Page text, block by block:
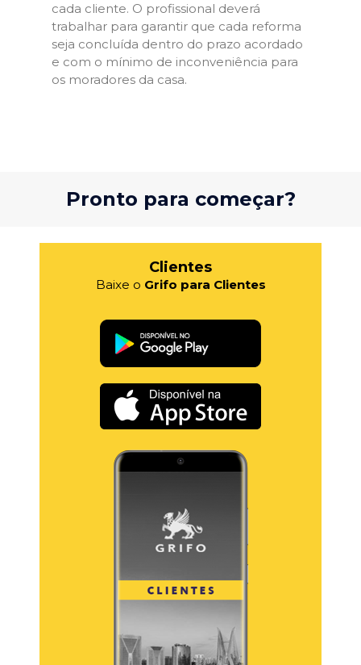
cada cliente. O profissional deverá
trabalhar para garantir que cada reforma
seja concluída dentro do prazo acordado
e com o mínimo de inconveniência para
os moradores da casa.
Pronto para começar?
Clientes
Baixe o Grifo para Clientes